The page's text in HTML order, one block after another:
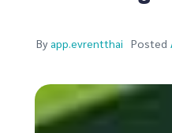
By app.evrentthai Posted